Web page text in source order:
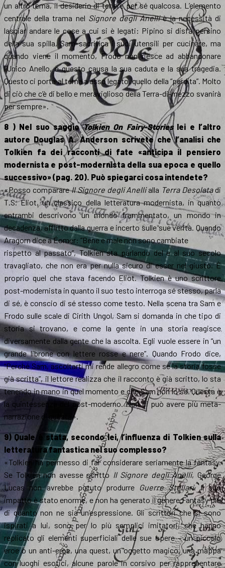
un altro tema, il desiderio di tenere per sé qualcosa. L’elemento
centrale della trama nel Signore degli Anelliè la necessità di
lasciar andare le cose a cui si è legati: Pipino si disfa persino
della sua spilla, Sam sacrifica i suoi utensili per cucinare, ma
quando viene il momento, Frodo non riesce ad abbandonare
l’Unico Anello, e questo causa la sua caduta e la sua tragedia.
Questo ci porta al tema a esso legato, quello della “perdita”. Molto
di ciò che c’è di bello e meraviglioso della Terra-di-mezzo svanirà
per sempre».
8 ) Nel suo saggioTolkien On Fairy-Storieslei e l’altro
autore Douglas A. Anderson scrivete che l’analisi che
Tolkien fa dei racconti di fate «anticipa il pensiero
modernista e post-modernista della sua epoca e quello
successivo» (pag. 20). Può spiegarci cosa intendete?
«Posso comparareIl Signore degli Anellialla Terra Desolatadi
T.S. Eliot, un classico della letteratura modernista, in quanto
entrambi descrivono un mondo frammentato, un mondo in
decadenza, afflitto dalla guerra e incerto sulle sue verità. Quando
Aragorn dice a Éomer: “Bene e male non sono cambiate
rispetto al passato”, Tolkien sta parlando del e al suo secolo
travagliato, che non era per nulla sicuro di esser nel giusto. È
proprio quel che stava facendo Eliot. Tolkien è uno scrittore
post-modernista in quanto il suo testo interroga sé stesso, parla
di sé, è conscio di sé stesso come testo. Nella scena tra Sam e
Frodo sulle scale di Cirith Ungol, Sam si domanda in che tipo di
storia si trovano, e come la gente in una storia reagisce
diversamente dalla gente che la ascolta. Egli vuole essere in “un
grande librone con lettere rosse e nere”. Quando Frodo dice,
“Perché Sam, ascoltarti mi rende allegro come se la storia fosse
già scritta”, il lettore realizza che il racconto è già scritto, lo sta
tenendo in mano in quel momento e che Sam non lo sa. Questa è
la quintessenza del post-moderno. Non ci può avere più meta-
narrazione di questa».
9) Quale è stata, secondo lei, l’influenza di Tolkien sulla
letteratura fantastica nel suo complesso?
«Tolkien ha permesso di far considerare seriamente la fantasy.
Se Tolkien non avesse scritto Il Signore degli Anelli, George
Lucas non avrebbe potuto produrre Guerre Stellari. Il suo
impatto è stato enorme, e non ha generato il genere Fantasy più
di quanto non ne sia un’espressione. Gli scrittori che si sono
ispirati a lui, sono per lo più semplici imitatori, che hanno
replicato gli elementi superficiali delle sue opere – un piccolo
eroe o un anti-eroe, una quest, un oggetto magico, una mappa
con luoghi esotici, alcune parole in corsivo per rappresentare